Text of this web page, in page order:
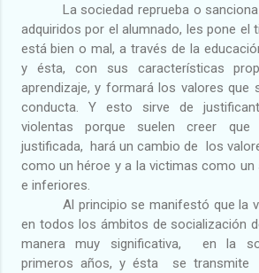
La sociedad reprueba o
adquiridos por el alumnado, les pone el
está bien o mal, a través de la
y ésta, con sus características
aprendizaje, y formará los valores que
conducta. Y esto sirve de
violentas porque suelen creer
justificada, hará un cambio de los
como un héroe y a la victimas como un
e inferiores.
Al principio se manifestó que la
en todos los ámbitos de socialización
manera muy significativa,
en la
primeros años, y ésta
se transmite